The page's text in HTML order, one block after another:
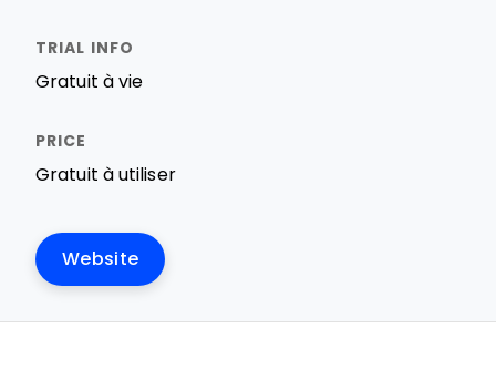
Gratuit à vie
Gratuit à utiliser
Website